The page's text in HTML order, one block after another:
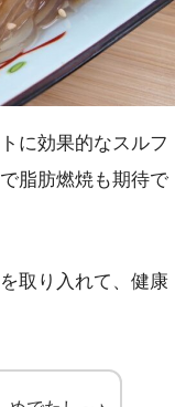
に効果的なスルフ
脂肪燃焼も期待で
取り入れて、健康